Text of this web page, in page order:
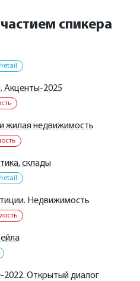
спикера
Акценты-2025
жилая недвижимость
склады
Недвижимость
2022. Открытый диалог